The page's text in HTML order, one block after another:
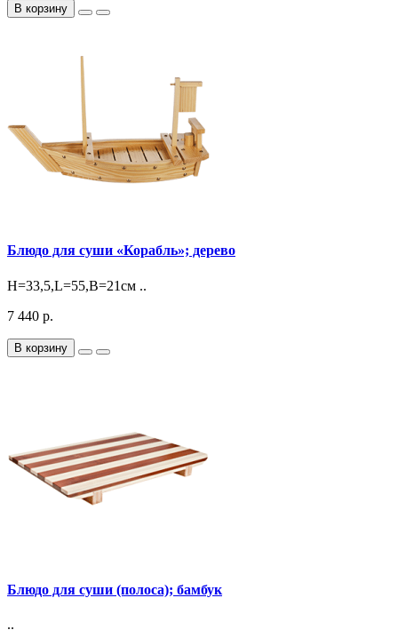
В корзину
Блюдо для суши «Корабль»; дерево
H=33,5,L=55,B=21см ..
7 440 р.
В корзину
Блюдо для суши (полоса); бамбук
..